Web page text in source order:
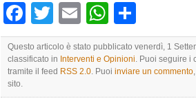
Facebook
TwitterEmailWhatsApp
Questo articolo è stato pubblicato venerdì, 1
classificato in Interventi e Opinioni. Puoi seguire i
tramite il feed RSS 2.0. Puoi inviare un commento
sito.